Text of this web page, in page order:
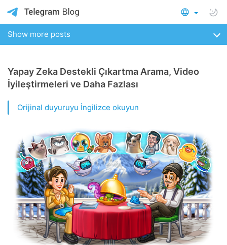
Show more posts
Yapay Zeka Destekli Çıkartma Arama, Video
İyileştirmeleri ve Daha Fazlası
Orijinal duyuruyu İngilizce okuyun